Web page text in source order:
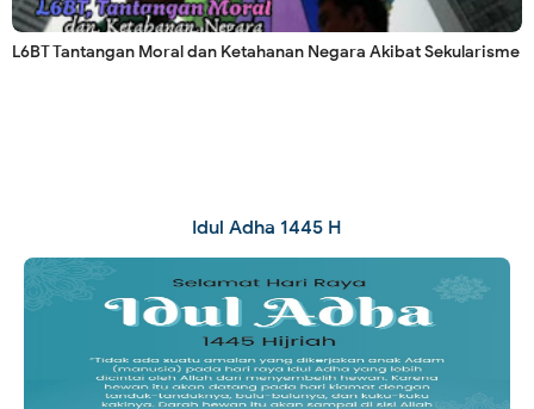
L6BT Tantangan Moral dan Ketahanan Negara Akibat Sekularisme
Idul Adha 1445 H